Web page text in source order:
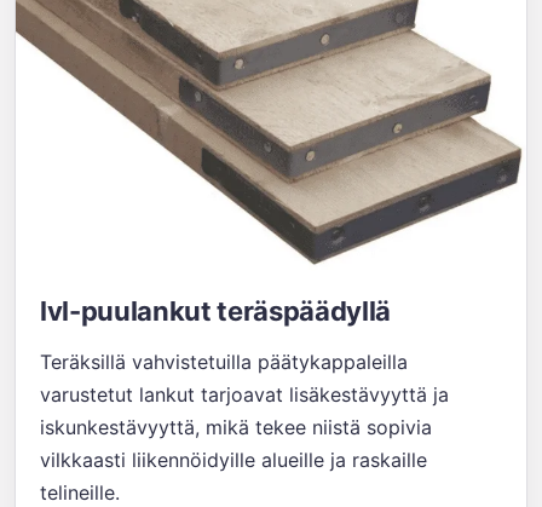
lvl-puulankut teräspäädyllä
Teräksillä vahvistetuilla päätykappaleilla
varustetut lankut tarjoavat lisäkestävyyttä ja
iskunkestävyyttä, mikä tekee niistä sopivia
vilkkaasti liikennöidyille alueille ja raskaille
telineille.